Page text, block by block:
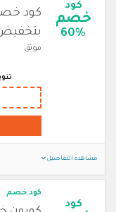
كود
خصم
60%
كود
بتخفيض يصل 60%
موثق
مشاهدة التفاصيل
كود
كود خصم